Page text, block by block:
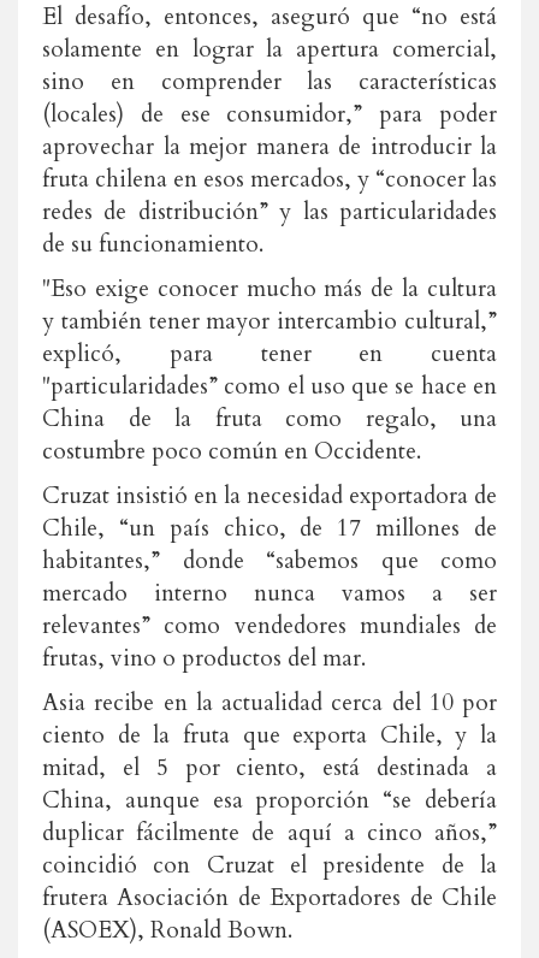
El desafío, entonces, aseguró que “no está
solamente en lograr la apertura comercial,
sino en comprender las características
(locales) de ese consumidor,” para poder
aprovechar la mejor manera de introducir la
fruta chilena en esos mercados, y “conocer las
redes de distribución” y las particularidades
de su funcionamiento.
"Eso exige conocer mucho más de la cultura
y también tener mayor intercambio cultural,”
explicó, para tener en cuenta
"particularidades” como el uso que se hace en
China de la fruta como regalo, una
costumbre poco común en Occidente.
Cruzat insistió en la necesidad exportadora de
Chile, “un país chico, de 17 millones de
habitantes,” donde “sabemos que como
mercado interno nunca vamos a ser
relevantes” como vendedores mundiales de
frutas, vino o productos del mar.
Asia recibe en la actualidad cerca del 10 por
ciento de la fruta que exporta Chile, y la
mitad, el 5 por ciento, está destinada a
China, aunque esa proporción “se debería
duplicar fácilmente de aquí a cinco años,”
coincidió con Cruzat el presidente de la
frutera Asociación de Exportadores de Chile
(ASOEX), Ronald Bown.